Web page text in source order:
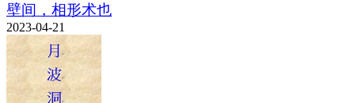
壁间，相形术也
2023-04-21